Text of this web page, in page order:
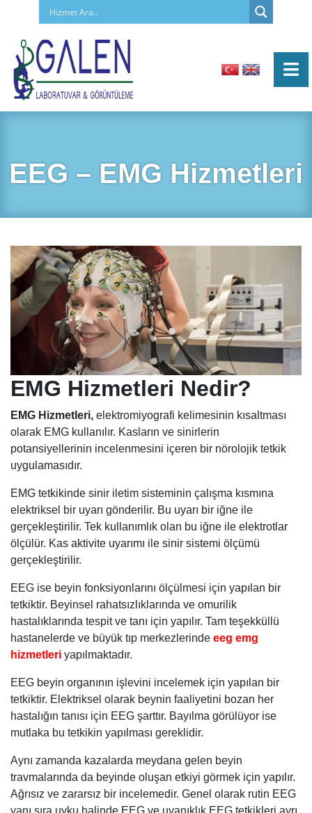
EEG – EMG Hizmetleri
EMG Hizmetleri Nedir?
EMG Hizmetleri, elektromiyografi kelimesinin kısaltması
olarak EMG kullanılır. Kasların ve sinirlerin
potansiyellerinin incelenmesini içeren bir nörolojik tetkik
uygulamasıdır.
EMG tetkikinde sinir iletim sisteminin çalışma kısmına
elektriksel bir uyarı gönderilir. Bu uyarı bir iğne ile
gerçekleştirilir. Tek kullanımlık olan bu iğne ile elektrotlar
ölçülür. Kas aktivite uyarımı ile sinir sistemi ölçümü
gerçekleştirilir.
EEG ise beyin fonksiyonlarını ölçülmesi için yapılan bir
tetkiktir. Beyinsel rahatsızlıklarında ve omurilik
hastalıklarında tespit ve tanı için yapılır. Tam teşekküllü
hastanelerde ve büyük tıp merkezlerinde eeg emg
hizmetleri yapılmaktadır.
EEG beyin organının işlevini incelemek için yapılan bir
tetkiktir. Elektriksel olarak beynin faaliyetini bozan her
hastalığın tanısı için EEG şarttır. Bayılma görülüyor ise
mutlaka bu tetkikin yapılması gereklidir.
Aynı zamanda kazalarda meydana gelen beyin
travmalarında da beyinde oluşan etkiyi görmek için yapılır.
Ağrısız ve zararsız bir incelemedir. Genel olarak rutin EEG
yanı sıra uyku halinde EEG ve uyanıklık EEG tetkikleri ayrı